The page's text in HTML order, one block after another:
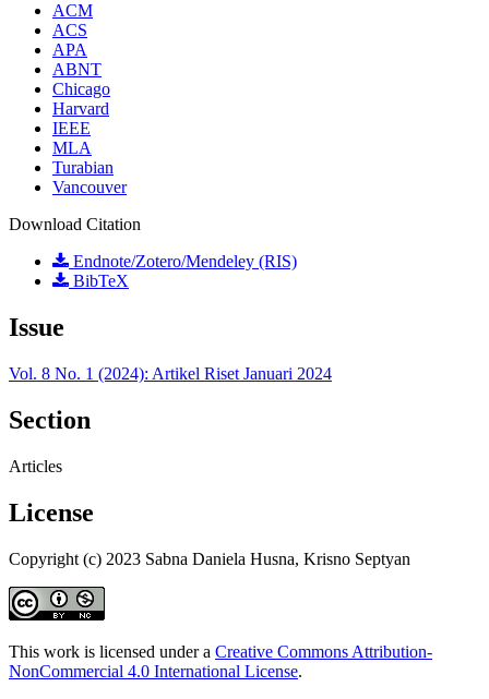
ACM
ACS
APA
ABNT
Chicago
Harvard
IEEE
MLA
Turabian
Vancouver
Download Citation
Endnote/Zotero/Mendeley (RIS)
BibTeX
Issue
Vol. 8 No. 1 (2024): Artikel Riset Januari 2024
Section
Articles
License
Copyright (c) 2023 Sabna Daniela Husna, Krisno Septyan
This work is licensed under a Creative Commons Attribution-
NonCommercial 4.0 International License.